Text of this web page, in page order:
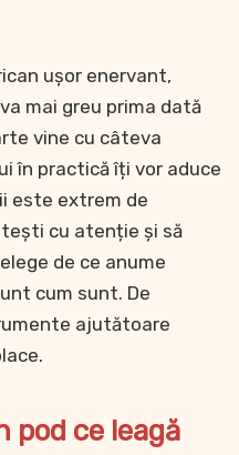
ușor enervant,
mai greu prima dată
vine cu câteva
în practică îți vor aduce
este extrem de
cu atenție și să
de ce anume
cum sunt. De
ajutătoare
pod ce leagă